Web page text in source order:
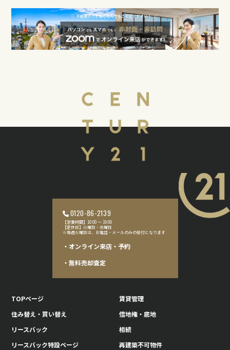
0120-86-2139
【営業時間】10:00 〜 19:00
【定休日】火曜日・水曜日
※毎週火曜日は、お電話・メールのみの受付となります
・オンライン来店・予約
・無料売却査定
TOPページ
住み替え・買い替え
リースバック
リースバック特設ページ
賃貸管理
借地権・底地
相続
再建築不可物件